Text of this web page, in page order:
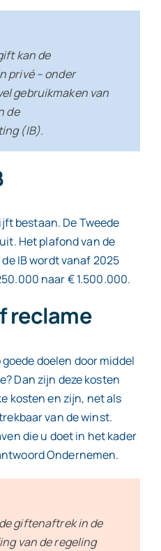
kan de
privé – onder
gebruikmaken van
de
(IB).
bestaan. De Tweede
Het plafond van de
IB wordt vanaf 2025
naar € 1.500.000.
reclame
doelen door middel
Dan zijn deze kosten
kosten en zijn, net als
van de winst.
die u doet in het kader
Ondernemen.
giftenaftrek in de
van de regeling